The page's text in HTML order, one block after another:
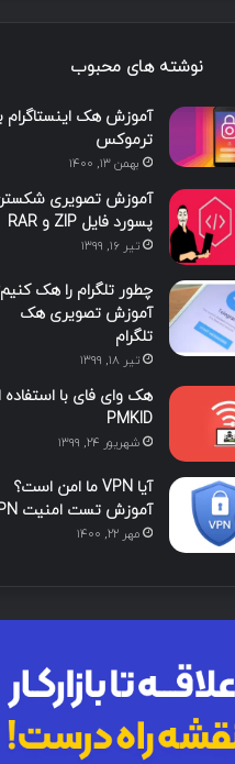
نوشته های محبوب
آموزش هک اینستاگرام
ترموکس
بهمن ۱۳, ۱۴۰۰
آموزش تصویری
پسورد فایل ZIP و RAR
تیر ۱۶, ۱۳۹۹
چطور تلگرام را هک
آموزش تصویری هک
تلگرام
تیر ۱۸, ۱۳۹۹
هک وای فای با استفاده
PMKID
شهریور ۲۴, ۱۳۹۹
آیا VPN ما امن است؟
آموزش تست امنیت VPN
مهر ۲۲, ۱۴۰۰